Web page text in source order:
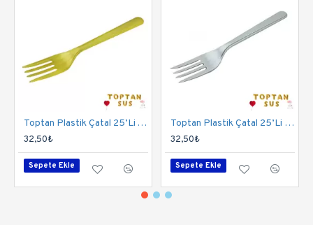
Toptan Plastik Çatal 25’Li Altın
32,50₺
Sepete Ekle
Toptan Plastik Çatal 25’Li Gümüş
32,50₺
Sepete Ekle